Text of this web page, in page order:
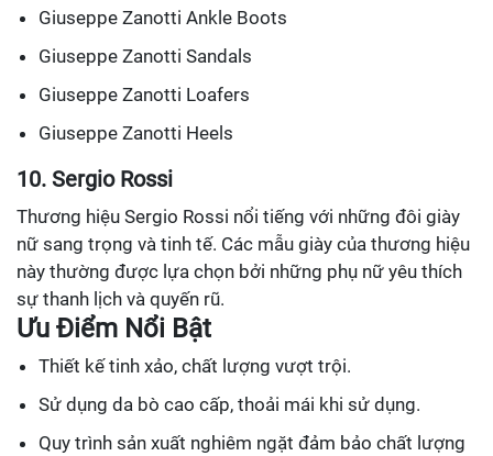
Giuseppe Zanotti Ankle Boots
Giuseppe Zanotti Sandals
Giuseppe Zanotti Loafers
Giuseppe Zanotti Heels
10. Sergio Rossi
Thương hiệu Sergio Rossi nổi tiếng với những đôi giày
nữ sang trọng và tinh tế. Các mẫu giày của thương hiệu
này thường được lựa chọn bởi những phụ nữ yêu thích
sự thanh lịch và quyến rũ.
Ưu Điểm Nổi Bật
Thiết kế tinh xảo, chất lượng vượt trội.
Sử dụng da bò cao cấp, thoải mái khi sử dụng.
Quy trình sản xuất nghiêm ngặt đảm bảo chất lượng